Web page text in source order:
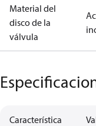
Material del
disco de la
válvula
Característica